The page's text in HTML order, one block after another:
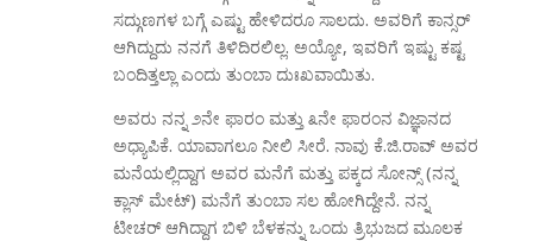
ಸದ್ಗುಣಗಳ ಬಗ್ಗೆ ಎಷ್ಟು ಹೇಳಿದರೂ ಸಾಲದು. ಅವರಿಗೆ ಕಾನ್ಸರ್
ಆಗಿದ್ದುದು ನನಗೆ ತಿಳಿದಿರಲಿಲ್ಲ. ಅಯ್ಯೋ, ಇವರಿಗೆ ಇಷ್ಟು ಕಷ್ಟ
ಬಂದಿತ್ತಲ್ಲಾ ಎಂದು ತುಂಬಾ ದುಃಖವಾಯಿತು.
ಅವರು ನನ್ನ ೨ನೇ ಫಾರಂ ಮತ್ತು ೩ನೇ ಫಾರಂನ ವಿಜ್ಞಾನದ
ಅಧ್ಯಾಪಿಕೆ. ಯಾವಾಗಲೂ ನೀಲಿ ಸೀರೆ. ನಾವು ಕೆ.ಜಿ.ರಾವ್ ಅವರ
ಮನೆಯಲ್ಲಿದ್ದಾಗ ಅವರ ಮನೆಗೆ ಮತ್ತು ಪಕ್ಕದ ಸೋನ್ಸ್ (ನನ್ನ
ಕ್ಲಾಸ್ ಮೇಟ್) ಮನೆಗೆ ತುಂಬಾ ಸಲ ಹೋಗಿದ್ದೇನೆ. ನನ್ನ
ಟೀಚರ್ ಆಗಿದ್ದಾಗ ಬಿಳಿ ಬೆಳಕನ್ನು ಒಂದು ತ್ರಿಭುಜದ ಮೂಲಕ